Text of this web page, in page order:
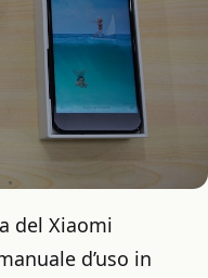
del Xiaomi
d’uso in